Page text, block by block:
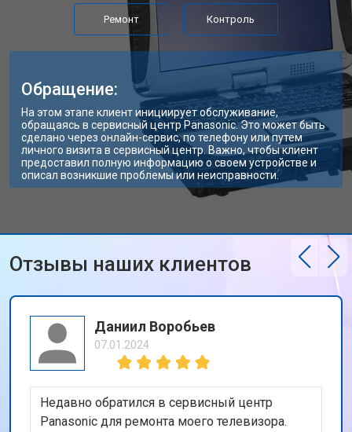
Ремонт цепи питания от 3500 ₽ Заказать
Замена USB порта от 2200 ₽
от 1700 ₽ Заказать
Замена микрофона от 2600 ₽ Заказать
Замена оперативной памяти от 1100 ₽ Заказать
Прошивка BIOS ноутбука Panasonic от 1500 ₽ Заказать
от 3500 ₽
Ремонт Контроль
Обращение:
На этом этапе клиент инициирует обслуживание,
обращаясь в сервисный центр Panasonic. Это может быть
сделано через онлайн-сервис, по телефону или путем
личного визита в сервисный центр. Важно, чтобы клиент
предоставил полную информацию о своем устройстве и
описал возникшие проблемы или неисправности.
Отзывы наших клиентов
Даниил Воробьев
07.01.2024
Недавно обратился в сервисный центр
Panasonic для ремонта моего телевизора.